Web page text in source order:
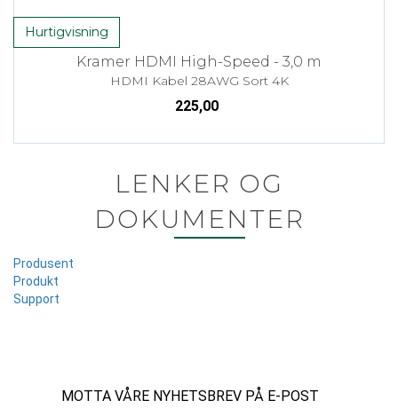
Hurtigvisning
Kramer HDMI High-Speed - 3,0 m
HDMI Kabel 28AWG Sort 4K
225,00
LENKER OG
DOKUMENTER
Produsent
Produkt
Support
MOTTA VÅRE NYHETSBREV PÅ E-POST